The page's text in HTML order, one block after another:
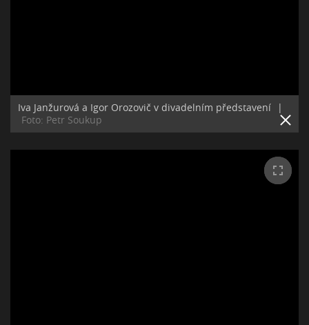
Iva Janžurová a Igor Orozovič v divadelním představení
|
Foto: Petr Soukup